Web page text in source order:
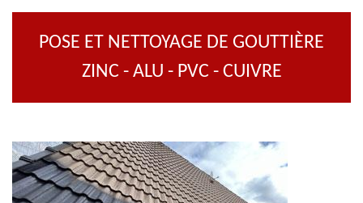
POSE ET NETTOYAGE DE GOUTTIÈRE
ZINC - ALU - PVC - CUIVRE